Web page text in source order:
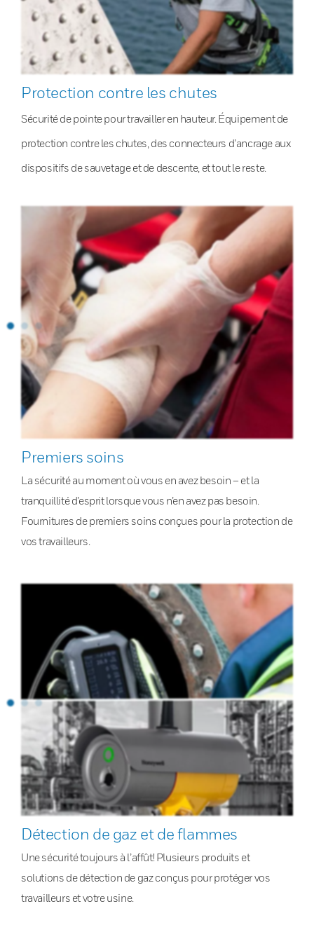
Protection contre les chutes
Sécurité de pointe pour travailler en hauteur. Équipement de
protection contre les chutes, des connecteurs d’ancrage aux
dispositifs de sauvetage et de descente, et tout le reste.
Premiers soins
La sécurité au moment où vous en avez besoin – et la
tranquillité d’esprit lorsque vous n’en avez pas besoin.
Fournitures de premiers soins conçues pour la protection de
vos travailleurs.
Détection de gaz et de flammes
Une sécurité toujours à l’affût! Plusieurs produits et
solutions de détection de gaz conçus pour protéger vos
travailleurs et votre usine.